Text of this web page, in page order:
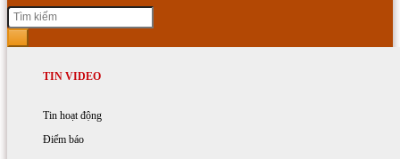
GIỚI THIỆU
Chức năng, nhiệm vụ
Cơ cấu tổ chức
TIN HOẠT ĐỘNG
Hoạt động của Bộ trưởng
Hoạt động của Bộ Dân tộc và Tôn giáo
TIN VIDEO
Tin hoạt động
Điểm báo
Tin tức - Sự kiện
Nghiên cứu - Trao đổi